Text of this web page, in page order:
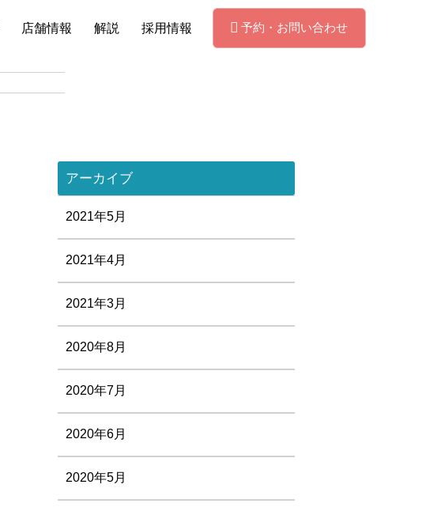
店舗情報 解説 採用情報 予約・お問い合わせ
アーカイブ
2021年5月
2021年4月
2021年3月
2020年8月
2020年7月
2020年6月
2020年5月